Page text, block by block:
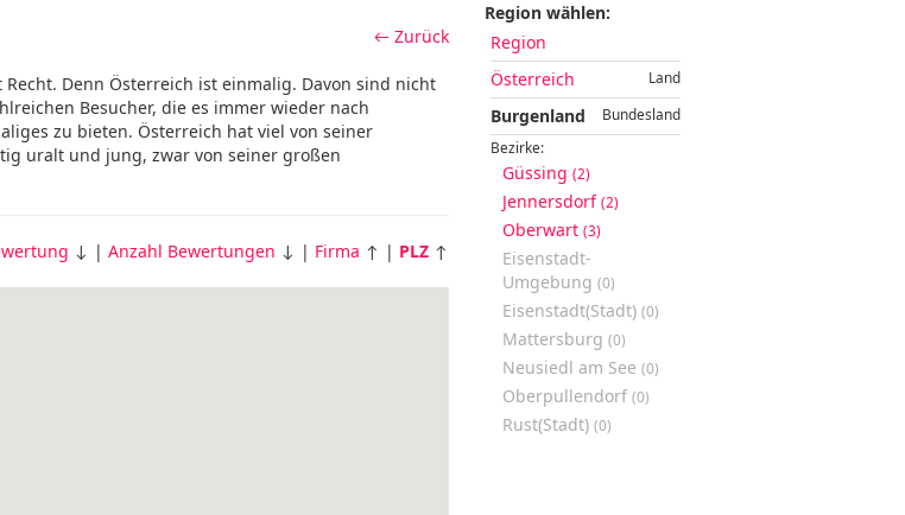
← Zurück
Denn Österreich ist einmalig. Davon sind nicht
Besucher, die es immer wieder nach
zu bieten. Österreich hat viel von seiner
uralt und jung, zwar von seiner großen
↓ | Anzahl Bewertungen ↓ | Firma ↑ | PLZ ↑
Region wählen:
Region
Land
Österreich
Bundesland
Burgenland
Bezirke:
Güssing (2)
Jennersdorf(2)
Oberwart (3)
Eisenstadt-
Umgebung (0)
Eisenstadt(Stadt) (0)
Mattersburg (0)
Neusiedl am See (0)
Oberpullendorf (0)
Rust(Stadt) (0)